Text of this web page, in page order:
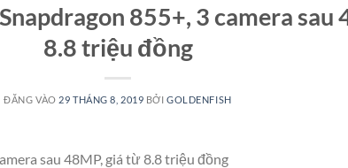
855+, 3 camera sau
8.8 triệu đồng
ĐĂNG VÀO 29 THÁNG 8, 2019 BỞIGOLDENFISH
sau 48MP, giá từ 8.8 triệu đồng